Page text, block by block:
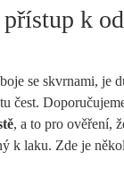
k
se skvrnami, je
čest.
, a to pro ověření,
k laku. Zde je